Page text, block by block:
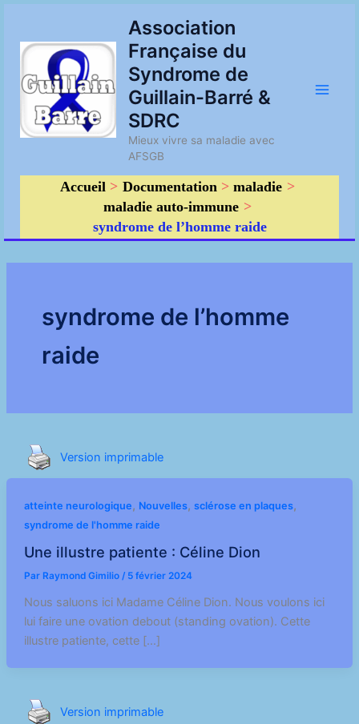
contenu
Association
Française du
Syndrome de
Guillain-Barré &
SDRC
Mieux vivre sa maladie avec
AFSGB
Accueil Documentation
maladie
maladie auto-immune
syndrome de l’homme raide
syndrome de l’homme
raide
Version imprimable
atteinte neurologique, Nouvelles, sclérose en plaques,
syndrome de l'homme raide
Une illustre patiente : Céline Dion
Par Raymond Gimilio / 5 février 2024
Nous saluons ici Madame Céline Dion. Nous voulons ici
lui faire une ovation debout (standing ovation). Cette
illustre patiente, cette […]
Version imprimable